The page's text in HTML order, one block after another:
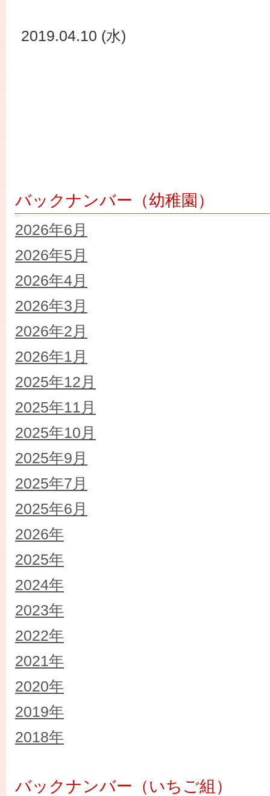
2019.04.10 (水)
バックナンバー（幼稚園）
2026年6月
2026年5月
2026年4月
2026年3月
2026年2月
2026年1月
2025年12月
2025年11月
2025年10月
2025年9月
2025年7月
2025年6月
2026年
2025年
2024年
2023年
2022年
2021年
2020年
2019年
2018年
バックナンバー（いちご組）